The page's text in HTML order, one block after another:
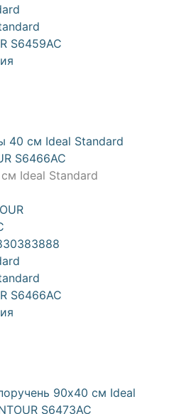
S6459AC
Ideal Standard
S6466AC